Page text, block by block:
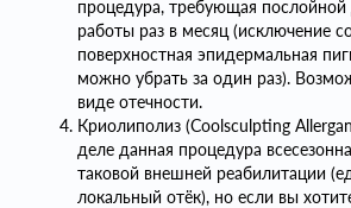
процедура, требующая послойной
работы раз в месяц (исключение
поверхностная эпидермальная
можно убрать за один раз).
виде отечности.
Криолиполиз (Coolsculpting
деле данная процедура
таковой внешней реабилитации
локальный отёк), но если вы